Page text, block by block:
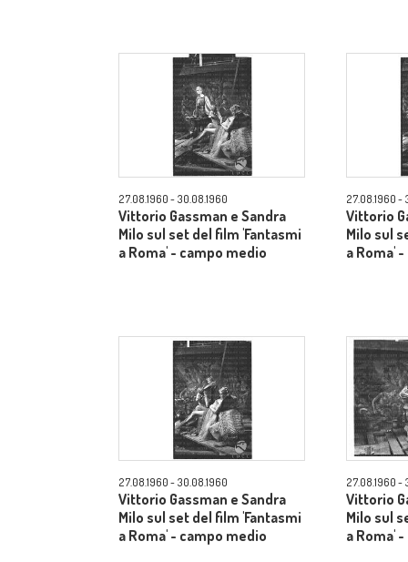
27.08.1960 - 30.08.1960
Vittorio Gassman e Sandra
Milo sul set del film 'Fantasmi
a Roma' - campo medio
27.08.1960 -
Vittorio
Milo sul
a Roma'
27.08.1960 - 30.08.1960
Vittorio Gassman e Sandra
Milo sul set del film 'Fantasmi
a Roma' - campo medio
27.08.1960 -
Vittorio
Milo sul
a Roma'